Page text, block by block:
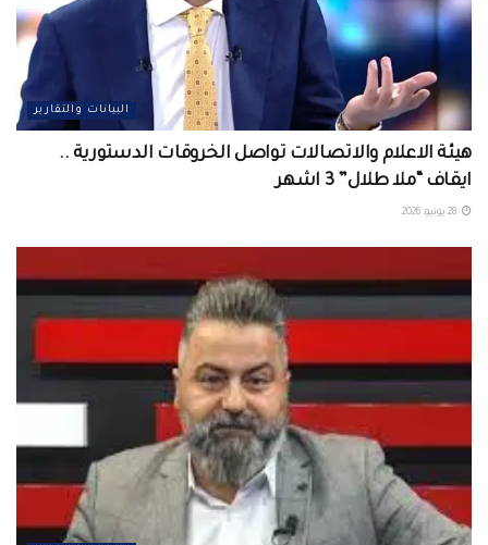
البيانات والتقارير
هيئة الاعلام والاتصالات تواصل الخروقات الدستورية ..
ايقاف “ملا طلال” 3 اشهر